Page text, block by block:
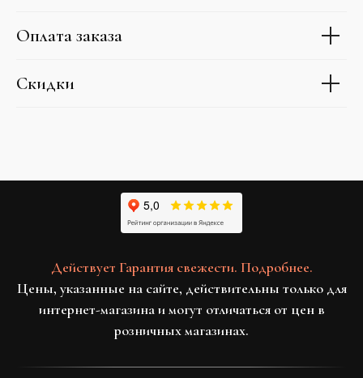
Оплата заказа
Скидки
Действует Гарантия свежести. Подробнее.
Цены, указанные на сайте, действительны только для
интернет-магазина и могут отличаться от цен в
розничных магазинах.